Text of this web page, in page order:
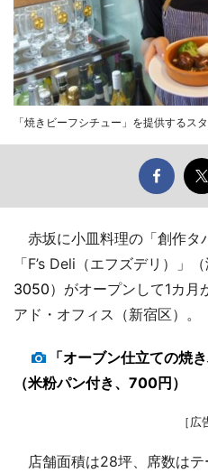
「焼きビーフシチュー」を提供するス
赤坂に小皿料理の「創作タ
「F’s Deli（エフズデリ）」
3050）がオープンして1カ月
アド・オフィス（新宿区）。
「オーブン仕立ての焼
（米粉パン付き、700円）
［広
店舗面積は28坪、席数は